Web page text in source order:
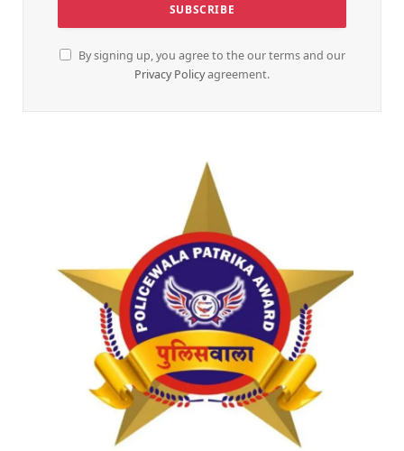
By signing up, you agree to the our terms and our
Privacy Policyagreement.